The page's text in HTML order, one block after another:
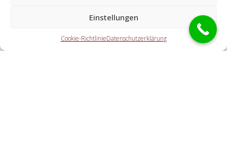
Einstellungen
Cookie-RichtlinieDatenschutzerklärung
Die Kooperationspartner erledigen alle Leistungen, welche
Sie von einem Aufsperrdienst erwarten. Dazu zählt die